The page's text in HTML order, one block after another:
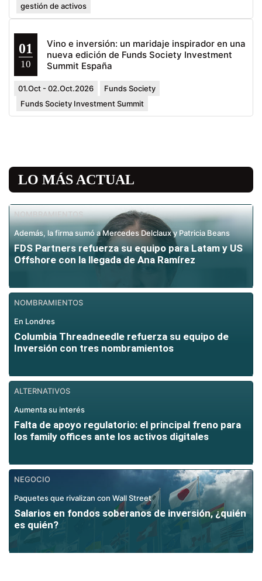
gestión de activos
01
10
Vino e inversión: un maridaje inspirador en una
nueva edición de Funds Society Investment
Summit España
01.Oct - 02.Oct.2026
Funds Society
Funds Society Investment Summit
LO MÁS ACTUAL
NOMBRAMIENTOS
Además, la firma sumó a Mercedes Delclaux y Patricia Beans
FDS Partners refuerza su equipo para Latam y US
Offshore con la llegada de Ana Ramírez
NOMBRAMIENTOS
En Londres
Columbia Threadneedle refuerza su equipo de
Inversión con tres nombramientos
ALTERNATIVOS
Aumenta su interés
Falta de apoyo regulatorio: el principal freno para
los family offices ante los activos digitales
NEGOCIO
Paquetes que rivalizan con Wall Street
Salarios en fondos soberanos de inversión, ¿quién
es quién?